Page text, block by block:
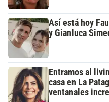
Así está hoy
y Gianluca
Entramos al
casa en La
ventanales